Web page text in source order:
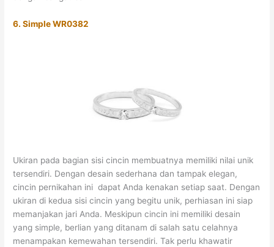
6. Simple WR0382
Ukiran pada bagian sisi cincin membuatnya memiliki nilai unik
tersendiri. Dengan desain sederhana dan tampak elegan,
cincin pernikahan ini dapat Anda kenakan setiap saat. Dengan
ukiran di kedua sisi cincin yang begitu unik, perhiasan ini siap
memanjakan jari Anda. Meskipun cincin ini memiliki desain
yang simple, berlian yang ditanam di salah satu celahnya
menampakan kemewahan tersendiri. Tak perlu khawatir